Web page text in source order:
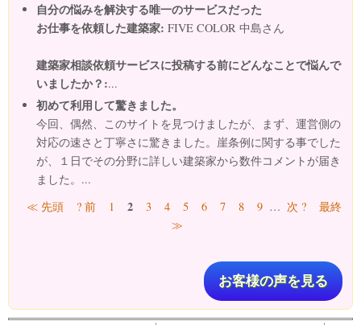
自分の悩みを解決する唯一のサービスだった
お仕事を依頼した建築家: FIVE COLOR 中島さん
建築家相談依頼サービスに投稿する前にどんなことで悩んで
いましたか？:...
初めて利用して驚きました。
今回、偶然、このサイトを見つけましたが、まず、運営側の
対応の速さと丁寧さに驚きました。崖条例に関する事でした
が、１日でその分野に詳しい建築家から数件コメントが届き
ました。...
ページ
≪ 先頭 ? 前 1 2 3 4 5 6 7 8 9 … 次 ?
最終
≫
お客様の声を見る